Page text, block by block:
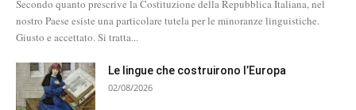
Secondo quanto prescrive la Costituzione della Repubblica Italiana, nel
nostro Paese esiste una particolare tutela per le minoranze linguistiche.
Giusto e accettato. Si tratta...
Le lingue che costruirono l’Europa
02/08/2026